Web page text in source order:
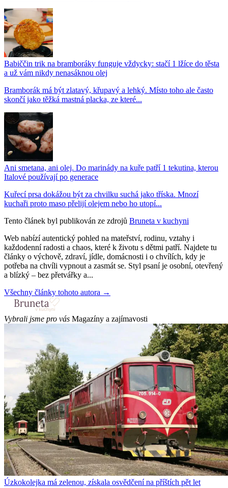
Babiččin trik na bramboráky funguje vždycky: stačí 1 lžíce do těsta
a už vám nikdy nenasáknou olej
Bramborák má být zlatavý, křupavý a lehký. Místo toho ale často
skončí jako těžká mastná placka, ze které...
Ani smetana, ani olej. Do marinády na kuře patří 1 tekutina, kterou
Italové používají po generace
Kuřecí prsa dokážou být za chvilku suchá jako tříska. Mnozí
kuchaři proto maso přelijí olejem nebo ho utopí...
Tento článek byl publikován ze zdrojů Bruneta v kuchyni
Web nabízí autentický pohled na mateřství, rodinu, vztahy i
každodenní radosti a chaos, které k životu s dětmi patří. Najdete tu
články o výchově, zdraví, jídle, domácnosti i o chvílích, kdy je
potřeba na chvíli vypnout a zasmát se. Styl psaní je osobní, otevřený
a blízký – bez přetvářky a...
Všechny články tohoto autora →
Vybrali jsme pro vás Magazíny a zajímavosti
Úzkokolejka má zelenou, získala osvědčení na příštích pět let